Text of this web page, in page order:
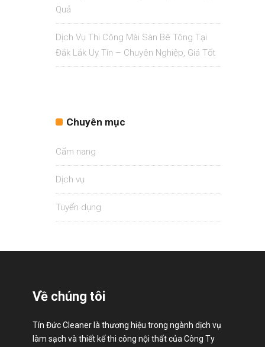
Quả
Dịch Vụ Thi Công Mài Sàn Bê Tông Tại
Đắk Lắk Uy Tín – Chuyên Nghiệp, Giá Tốt
Chuyên mục
Cẩm nang
Dịch vụ
Tuyển dụng
Về chúng tôi
Tín Đức Cleaner là thương hiệu trong ngành dịch vụ
làm sạch và thiết kế thi công nội thất của Công Ty